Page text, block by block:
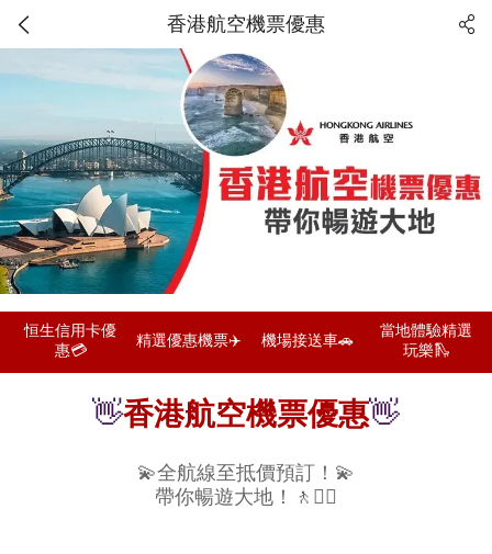
香港航空機票優惠
恒生信用卡優
惠💳
精選優惠機票✈️ 機場接送車🚗
當地體驗精選
玩樂🛝
👋香港航空機票優惠👋
💫全航線至抵價預訂！💫
帶你暢遊大地！🚶🚶‍♀️